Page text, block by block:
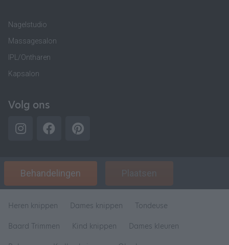
Nagelstudio
Massagesalon
IPL/Ontharen
Kapsalon
Volg ons
Behandelingen Plaatsen
Heren knippen Dames knippen
Tondeuse
Baard Trimmen
Kind knippen
Dames kleuren